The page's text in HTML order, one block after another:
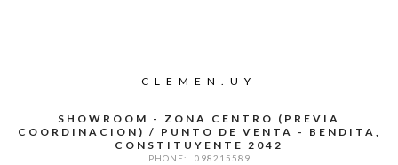
CLEMEN.UY
SHOWROOM - ZONA CENTRO (PREVIA
COORDINACION) / PUNTO DE VENTA - BENDITA,
CONSTITUYENTE 2042
PHONE:
098215589